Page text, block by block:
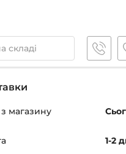
складі
магазину
1-2